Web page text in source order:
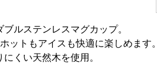
ルステンレスマグカップ。
ットもアイスも快適に楽しめます。
くい天然木を使用。